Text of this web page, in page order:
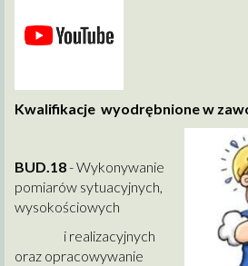
Kwalifikacje wyodrębnione w
BUD.18- Wykonywanie
pomiarów sytuacyjnych,
wysokościowych
i realizacyjnych
oraz opracowywanie